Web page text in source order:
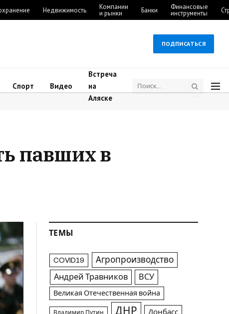
Недвижимость Компании
и рынки Банки Финансовые
инструменты
ПОДПИСАТЬСЯ
Спорт Видео
Встреча
на
Аляске
павших в
ТЕМЫ
COVID19 Агропроизводство
Андрей Травников ВСУ
Великая Отечественная война
Владимир Путин ДНР Донбасс